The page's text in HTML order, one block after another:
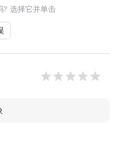
? 选择它并单击